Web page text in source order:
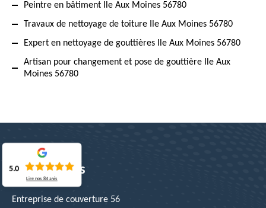
Peintre en bâtiment Ile Aux Moines 56780
Travaux de nettoyage de toiture Ile Aux Moines 56780
Expert en nettoyage de gouttières Ile Aux Moines 56780
Artisan pour changement et pose de gouttière Ile Aux
Moines 56780
Nos services
Entreprise de couverture 56
5.0
Lire nos84 avis